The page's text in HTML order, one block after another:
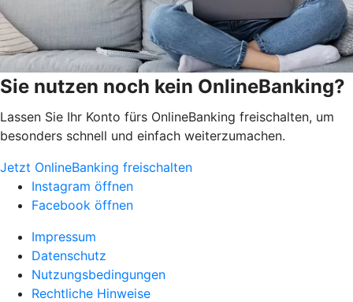
Sie nutzen noch kein OnlineBanking?
Lassen Sie Ihr Konto fürs OnlineBanking freischalten, um
besonders schnell und einfach weiterzumachen.
Jetzt OnlineBanking freischalten
Instagram öffnen
Facebook öffnen
Impressum
Datenschutz
Nutzungsbedingungen
Rechtliche Hinweise